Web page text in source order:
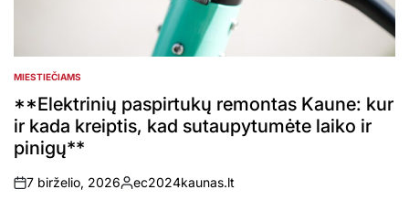
POSTED
MIESTIEČIAMS
**Elektrinių paspirtukų remontas Kaune: kur
ir kada kreiptis, kad sutaupytumėte laiko ir
pinigų**
on
7 birželio, 2026
Posted
ec2024kaunas.lt